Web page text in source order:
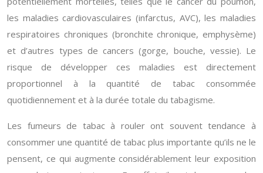
les maladies cardiovasculaires (infarctus, AVC), les maladies
respiratoires chroniques (bronchite chronique, emphysème)
et d’autres types de cancers (gorge, bouche, vessie). Le
risque de développer ces maladies est directement
proportionnel à la quantité de tabac consommée
quotidiennement et à la durée totale du tabagisme.
Les fumeurs de tabac à rouler ont souvent tendance à
consommer une quantité de tabac plus importante qu’ils ne le
pensent, ce qui augmente considérablement leur exposition